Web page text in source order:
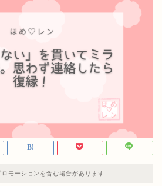
モーションを含む場合があります